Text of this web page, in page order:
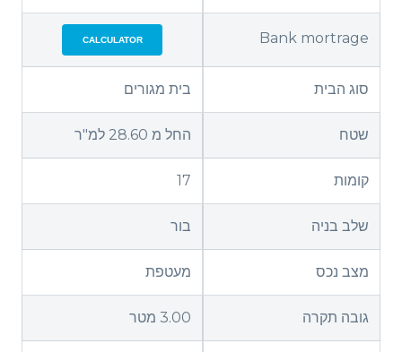
Bank mortrage
CALCULATOR
סוג הבית בית מגורים
שטח החל מ 28.60 למ"ר
קומות 17
שלב בניה בור
מצב נכס מעטפת
גובה תקרה 3.00 מטר